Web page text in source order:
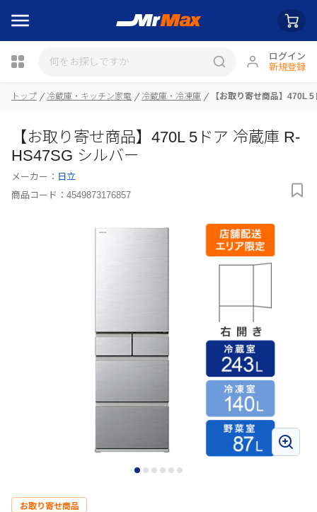
ログイン
新規登録
トップ 冷蔵庫・キッチン家電 冷蔵庫・冷凍庫 【お取り寄せ商品】470L
【お取り寄せ商品】470L 5ドア 冷蔵庫 R-
HS47SG シルバー
メーカー： 日立
商品コード： 4549873176857
お取り寄せ商品